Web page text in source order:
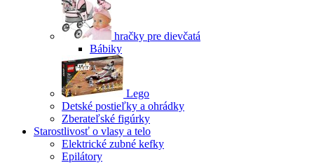
hračky pre dievčatá
Bábiky
Lego
Detské postieľky a ohrádky
Zberateľské figúrky
Starostlivosť o vlasy a telo
Elektrické zubné kefky
Epilátory